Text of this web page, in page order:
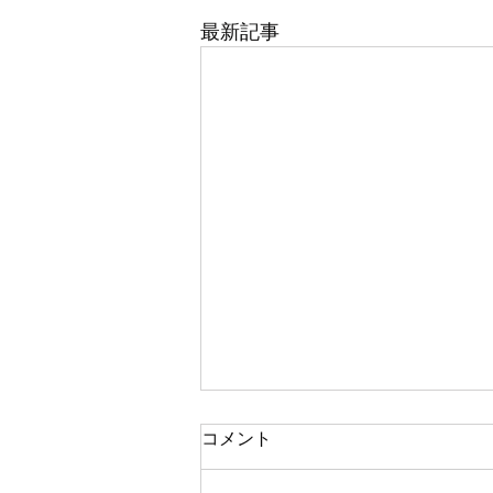
最新記事
【現実】切花は生活必需品で
コメント